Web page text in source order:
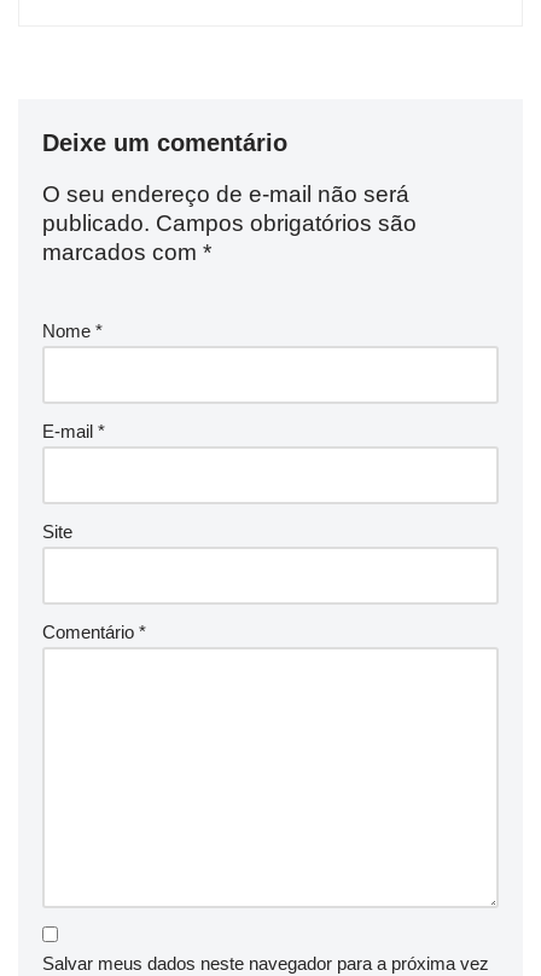
Deixe um comentário
O seu endereço de e-mail não será
publicado. Campos obrigatórios são
marcados com *
Nome *
E-mail *
Site
Comentário *
Salvar meus dados neste navegador para a próxima vez